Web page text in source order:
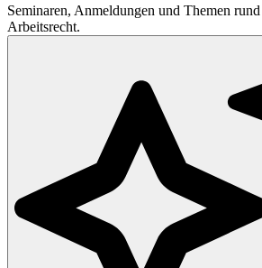
Seminaren, Anmeldungen und Themen
Arbeitsrecht.